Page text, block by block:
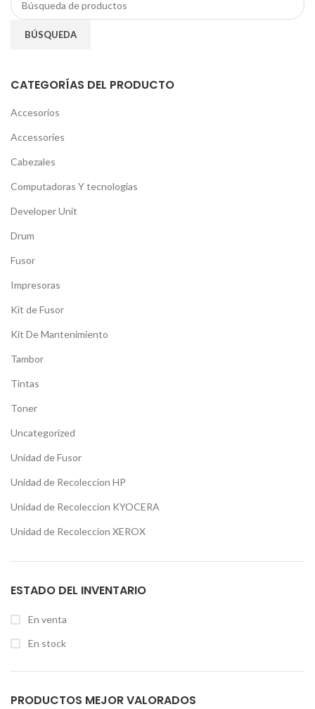
CATEGORÍAS DEL PRODUCTO
Accesorios
Accessories
Cabezales
Computadoras Y tecnologias
Developer Unit
Drum
Fusor
Impresoras
Kit de Fusor
Kit De Mantenimiento
Tambor
Tintas
Toner
Uncategorized
Unidad de Fusor
Unidad de Recoleccion HP
Unidad de Recoleccion KYOCERA
Unidad de Recoleccion XEROX
ESTADO DEL INVENTARIO
En venta
En stock
PRODUCTOS MEJOR VALORADOS
BÚSQUEDA